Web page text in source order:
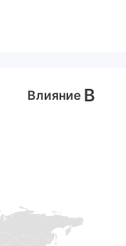
Влияние B